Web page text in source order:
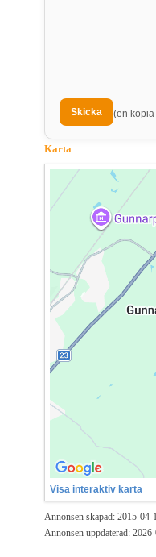
(en
Karta
Visa interaktiv karta
Annonsen skapad: 2015-04-
Annonsen uppdaterad: